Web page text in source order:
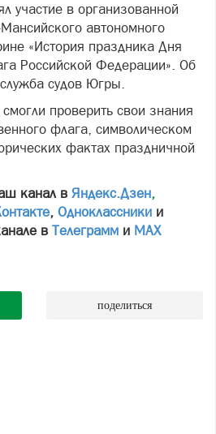
участие в организованной
автономного
«История праздника Дня
Российской Федерации». Об
судов Югры.
проверить свои знания
флага, символическом
фактах праздничной
канал в Яндекс.Дзен,
, Одноклассники и
в Телеграмм и МАХ
поделиться